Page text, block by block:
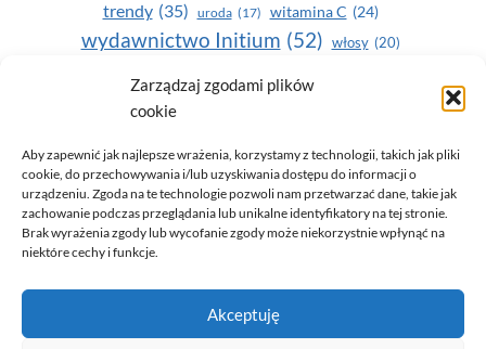
Zarządzaj zgodami plików
cookie
Aby zapewnić jak najlepsze wrażenia, korzystamy z technologii, takich jak pliki
cookie, do przechowywania i/lub uzyskiwania dostępu do informacji o
urządzeniu. Zgoda na te technologie pozwoli nam przetwarzać dane, takie jak
zachowanie podczas przeglądania lub unikalne identyfikatory na tej stronie.
Brak wyrażenia zgody lub wycofanie zgody może niekorzystnie wpłynąć na
niektóre cechy i funkcje.
Akceptuję
trendy (35) uroda (17) witamina C (24)
wydawnictwo Initium (52) włosy (20)
Yasumi(164) zdrowe zęby
zdrowie
© 2026 Only You - portal dla kobiet (uroda, moda, zdrowie)
opracowanie:AZDOBRESTRONY